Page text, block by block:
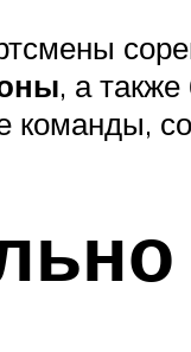
, а также
команды,